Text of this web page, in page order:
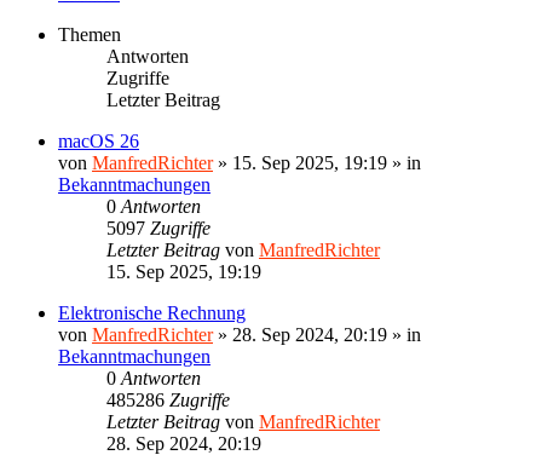
Themen
Antworten
Zugriffe
Letzter Beitrag
macOS 26
von ManfredRichter» 15. Sep 2025, 19:19 » in
Bekanntmachungen
0 Antworten
5097 Zugriffe
Letzter Beitrag von ManfredRichter
15. Sep 2025, 19:19
Elektronische Rechnung
von ManfredRichter» 28. Sep 2024, 20:19 » in
Bekanntmachungen
0 Antworten
485286 Zugriffe
Letzter Beitrag von ManfredRichter
28. Sep 2024, 20:19